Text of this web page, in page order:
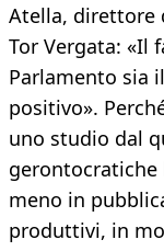
Atella, direttore
Tor Vergata: «Il
Parlamento sia
positivo».
uno studio dal
gerontocratiche
meno in
produttivi, in